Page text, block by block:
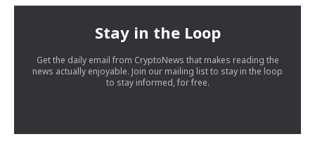
Stay in the Loop
Get the daily email from CryptoNews that makes reading the
news actually enjoyable. Join our mailing list to stay in the loop
to stay informed, for free.